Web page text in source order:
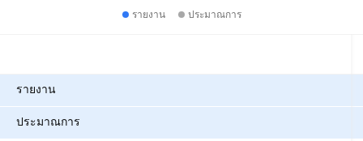
รายงาน ประมาณการ
รายงาน
ประมาณการ